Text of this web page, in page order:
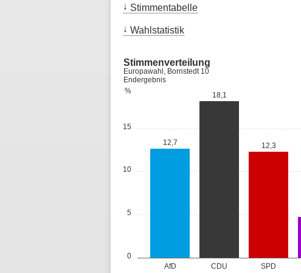
Stimmentabelle
Wahlstatistik
0
5
10
15
%
AfD CDU SPD
12,7
18,1
12,3
Stimmenverteilung
Europawahl, Bornstedt 10
Endergebnis